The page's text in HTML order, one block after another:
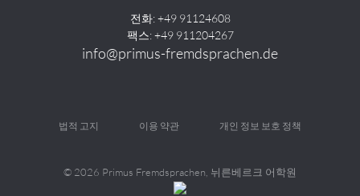
전화: +49 91124608
팩스: +49 911204267
info@primus-fremdsprachen.de
법적 고지 이용 약관 개인 정보 보호 정책
© 2026 Primus Fremdsprachen, 뉘른베르크 어학원